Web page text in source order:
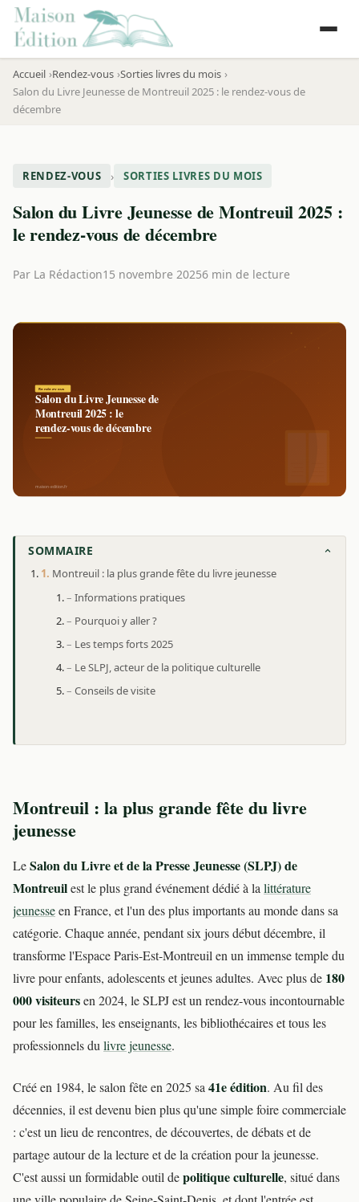
Accueil Rendez-vous Sorties livres du mois
Salon du Livre Jeunesse de Montreuil 2025 : le rendez-vous de
décembre
RENDEZ-VOUS › SORTIES LIVRES DU MOIS
Salon du Livre Jeunesse de Montreuil 2025 :
le rendez-vous de décembre
Par La Rédaction15 novembre 20256 min de lecture
SOMMAIRE
Montreuil : la plus grande fête du livre jeunesse
Informations pratiques
Pourquoi y aller ?
Les temps forts 2025
Le SLPJ, acteur de la politique culturelle
Conseils de visite
Montreuil : la plus grande fête du livre
jeunesse
LeSalon du Livre et de la Presse Jeunesse (SLPJ) de
Montreuilest le plus grand événement dédié à lalittérature
jeunesseen France, et l'un des plus importants au monde dans sa
catégorie. Chaque année, pendant six jours début décembre, il
transforme l'Espace Paris-Est-Montreuil en un immense temple du
livre pour enfants, adolescents et jeunes adultes. Avec plus de 180
000 visiteursen 2024, le SLPJ est un rendez-vous incontournable
pour les familles, les enseignants, les bibliothécaires et tous les
professionnels dulivre jeunesse.
Créé en 1984, le salon fête en 2025 sa41e édition. Au fil des
décennies, il est devenu bien plus qu'une simple foire commerciale
: c'est un lieu de rencontres, de découvertes, de débats et de
partage autour de la lecture et de la création pour la jeunesse.
C'est aussi un formidable outil depolitique culturelle, situé dans